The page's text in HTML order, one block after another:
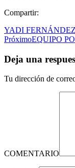
Compartir:
YADI
PróximoEQUIPO
Deja una
Tu dirección de
COMENTARIO